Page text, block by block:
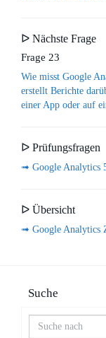
ᐅ Nächste Frage
Frage 23
Wie misst Google
erstellt Berichte
einer App oder auf
ᐅ Prüfungsfragen
➟ Google Analytics
ᐅ Übersicht
➟ Google Analytics
Suche